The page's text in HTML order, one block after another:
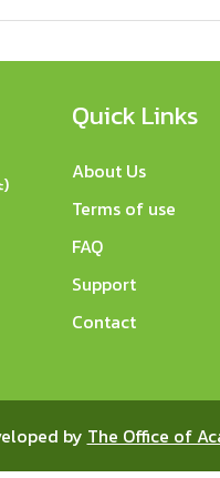
Quick Links
About Us
Terms of use
FAQ
Support
Contact
by The Office of